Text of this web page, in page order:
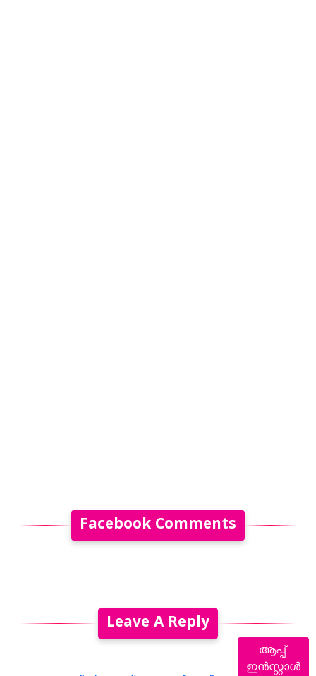
Facebook Comments
Leave A Reply
ആപ്പ്
ഇൻസ്റ്റാൾ